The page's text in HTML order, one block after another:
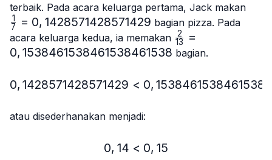
terbaik. Pada acara keluarga pertama, Jack makan
7
1 = 0, 1428571428571429 bagian pizza. Pada
acara keluarga kedua, ia memakan \frac{2}
13
2
=
0, 1538461538461538461538 bagian.
0,1428571428571429 <
0, 1428571428571429 < 0, 1538461538461538
atau disederhanakan menjadi:
0,14 < 0,15
0, 14 < 0, 15